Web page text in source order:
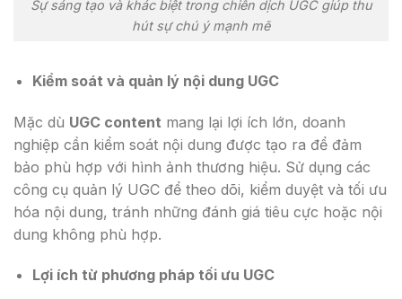
Sự sáng tạo và khác biệt trong chiến dịch UGC giúp thu
hút sự chú ý mạnh mẽ
Kiểm soát và quản lý nội dung UGC
Mặc dù UGC content mang lại lợi ích lớn, doanh
nghiệp cần kiểm soát nội dung được tạo ra để đảm
bảo phù hợp với hình ảnh thương hiệu. Sử dụng các
công cụ quản lý UGC để theo dõi, kiểm duyệt và tối ưu
hóa nội dung, tránh những đánh giá tiêu cực hoặc nội
dung không phù hợp.
Lợi ích từ phương pháp tối ưu UGC